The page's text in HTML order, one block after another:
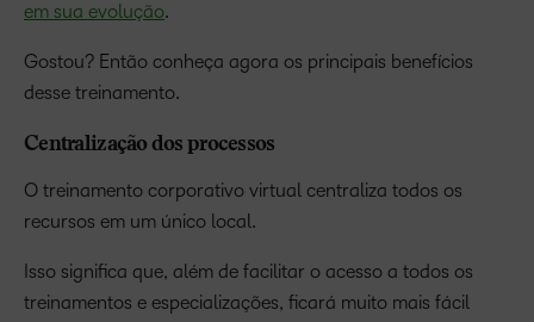
em sua evolução.
Gostou? Então conheça agora os principais benefícios
desse treinamento.
Centralização dos processos
O treinamento corporativo virtual centraliza todos os
recursos em um único local.
Isso significa que, além de facilitar o acesso a todos os
treinamentos e especializações, ficará muito mais fácil